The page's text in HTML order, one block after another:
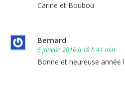
Carine et Boubou
Bernard
5 janvier 2016 à 18 h 41 min
Bonne et heureuse année